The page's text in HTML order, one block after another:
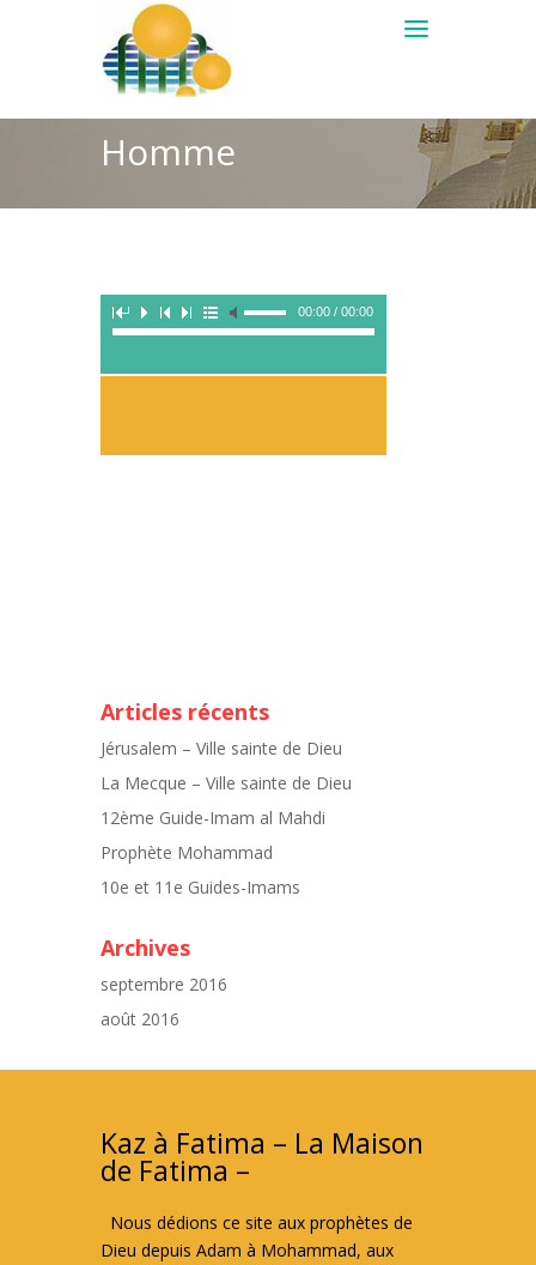
Homme
00:00 / 00:00
Articles récents
Jérusalem – Ville sainte de Dieu
La Mecque – Ville sainte de Dieu
12ème Guide-Imam al Mahdi
Prophète Mohammad
10e et 11e Guides-Imams
Archives
septembre 2016
août 2016
Kaz à Fatima – La Maison
de Fatima –
Nous dédions ce site aux prophètes de
Dieu depuis Adam à Mohammad, aux